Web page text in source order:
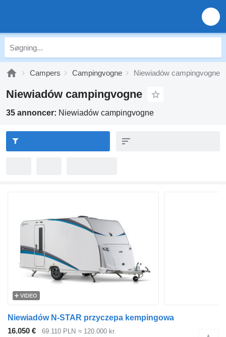
Campers Campingvogne Niewiadów campingvogne
Niewiadów campingvogne
35 annoncer: Niewiadów campingvogne
VIDEO
Niewiadów N-STAR przyczepa kempingowa
16.050 €
69.110 PLN ≈ 120.000 kr.